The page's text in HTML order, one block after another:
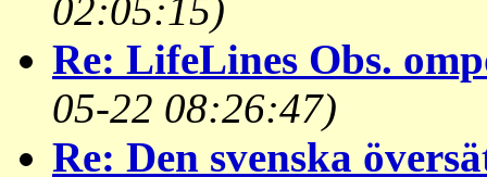
02:05:15)
Re: LifeLines Obs.
05-22 08:26:47)
Re: Den svenska